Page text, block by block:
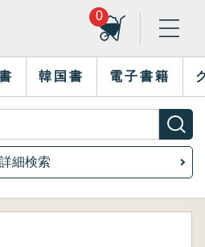
0
韓国書 電子書籍
詳細検索